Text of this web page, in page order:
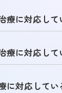
療に対応し
療に対応し
に対応して